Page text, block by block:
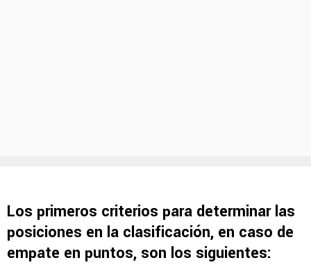
Los primeros criterios para determinar las
posiciones en la clasificación, en caso de
empate en puntos, son los siguientes: